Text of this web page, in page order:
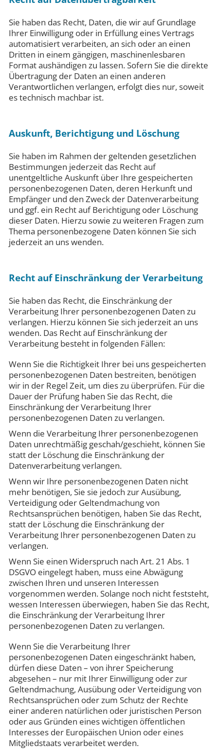
Sie haben das Recht, Daten, die wir auf Grundlage
Ihrer Einwilligung oder in Erfüllung eines Vertrags
automatisiert verarbeiten, an sich oder an einen
Dritten in einem gängigen, maschinenlesbaren
Format aushändigen zu lassen. Sofern Sie die direkte
Übertragung der Daten an einen anderen
Verantwortlichen verlangen, erfolgt dies nur, soweit
es technisch machbar ist.
Auskunft, Berichtigung und Löschung
Sie haben im Rahmen der geltenden gesetzlichen
Bestimmungen jederzeit das Recht auf
unentgeltliche Auskunft über Ihre gespeicherten
personenbezogenen Daten, deren Herkunft und
Empfänger und den Zweck der Datenverarbeitung
und ggf. ein Recht auf Berichtigung oder Löschung
dieser Daten. Hierzu sowie zu weiteren Fragen zum
Thema personenbezogene Daten können Sie sich
jederzeit an uns wenden.
Recht auf Einschränkung der Verarbeitung
Sie haben das Recht, die Einschränkung der
Verarbeitung Ihrer personenbezogenen Daten zu
verlangen. Hierzu können Sie sich jederzeit an uns
wenden. Das Recht auf Einschränkung der
Verarbeitung besteht in folgenden Fällen:
Wenn Sie die Richtigkeit Ihrer bei uns gespeicherten
personenbezogenen Daten bestreiten, benötigen
wir in der Regel Zeit, um dies zu überprüfen. Für die
Dauer der Prüfung haben Sie das Recht, die
Einschränkung der Verarbeitung Ihrer
personenbezogenen Daten zu verlangen.
Wenn die Verarbeitung Ihrer personenbezogenen
Daten unrechtmäßig geschah/geschieht, können Sie
statt der Löschung die Einschränkung der
Datenverarbeitung verlangen.
Wenn wir Ihre personenbezogenen Daten nicht
mehr benötigen, Sie sie jedoch zur Ausübung,
Verteidigung oder Geltendmachung von
Rechtsansprüchen benötigen, haben Sie das Recht,
statt der Löschung die Einschränkung der
Verarbeitung Ihrer personenbezogenen Daten zu
verlangen.
Wenn Sie einen Widerspruch nach Art. 21 Abs. 1
DSGVO eingelegt haben, muss eine Abwägung
zwischen Ihren und unseren Interessen
vorgenommen werden. Solange noch nicht feststeht,
wessen Interessen überwiegen, haben Sie das Recht,
die Einschränkung der Verarbeitung Ihrer
personenbezogenen Daten zu verlangen.
Wenn Sie die Verarbeitung Ihrer
personenbezogenen Daten eingeschränkt haben,
dürfen diese Daten – von ihrer Speicherung
abgesehen – nur mit Ihrer Einwilligung oder zur
Geltendmachung, Ausübung oder Verteidigung von
Rechtsansprüchen oder zum Schutz der Rechte
einer anderen natürlichen oder juristischen Person
oder aus Gründen eines wichtigen öffentlichen
Interesses der Europäischen Union oder eines
Mitgliedstaats verarbeitet werden.